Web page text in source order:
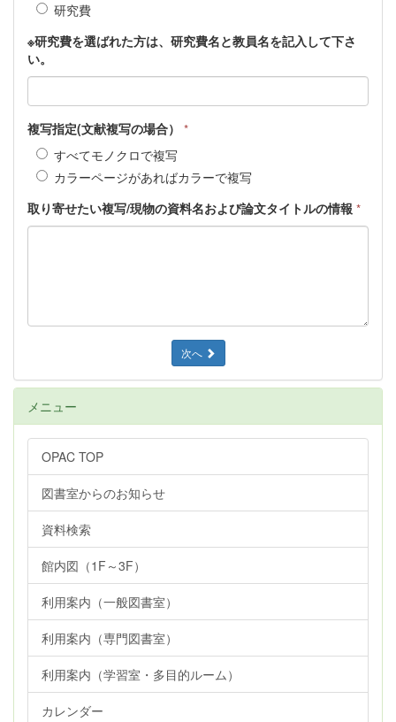
研究費
※研究費を選ばれた方は、研究費名と教員名を記入して下さ
い。
複写指定(文献複写の場合） *
すべてモノクロで複写
カラーページがあればカラーで複写
取り寄せたい複写/現物の資料名および論文タイトルの情報 *
次へ
メニュー
OPAC TOP
図書室からのお知らせ
資料検索
館内図（1F～3F）
利用案内（一般図書室）
利用案内（専門図書室）
利用案内（学習室・多目的ルーム）
カレンダー